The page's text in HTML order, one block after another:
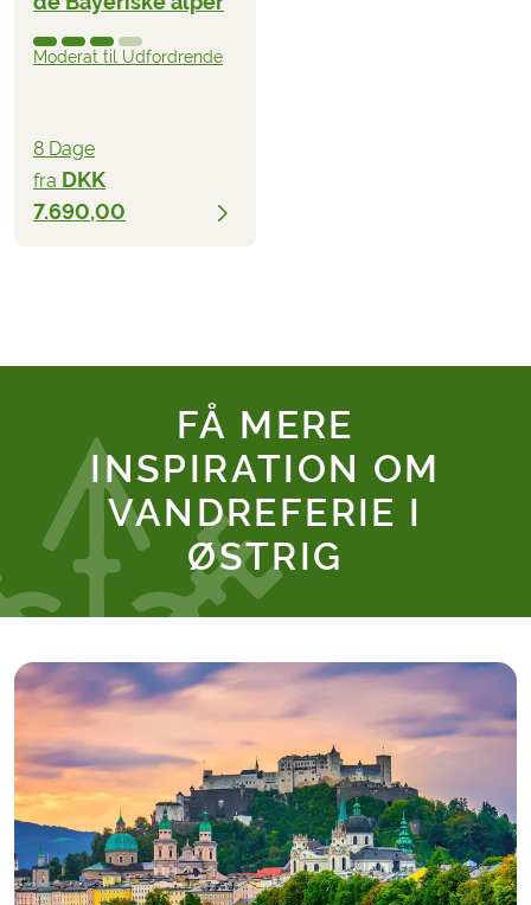
Moderat til Udfordrende
8 Dage
fra DKK
7.690,00
FÅ MERE
INSPIRATION OM
VANDREFERIE I
ØSTRIG